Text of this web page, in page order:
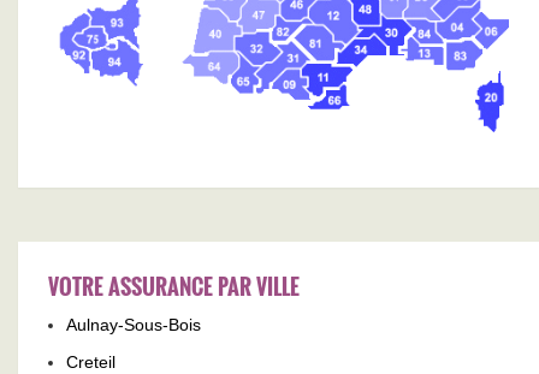
VOTRE ASSURANCE PAR VILLE
Aulnay-Sous-Bois
Creteil